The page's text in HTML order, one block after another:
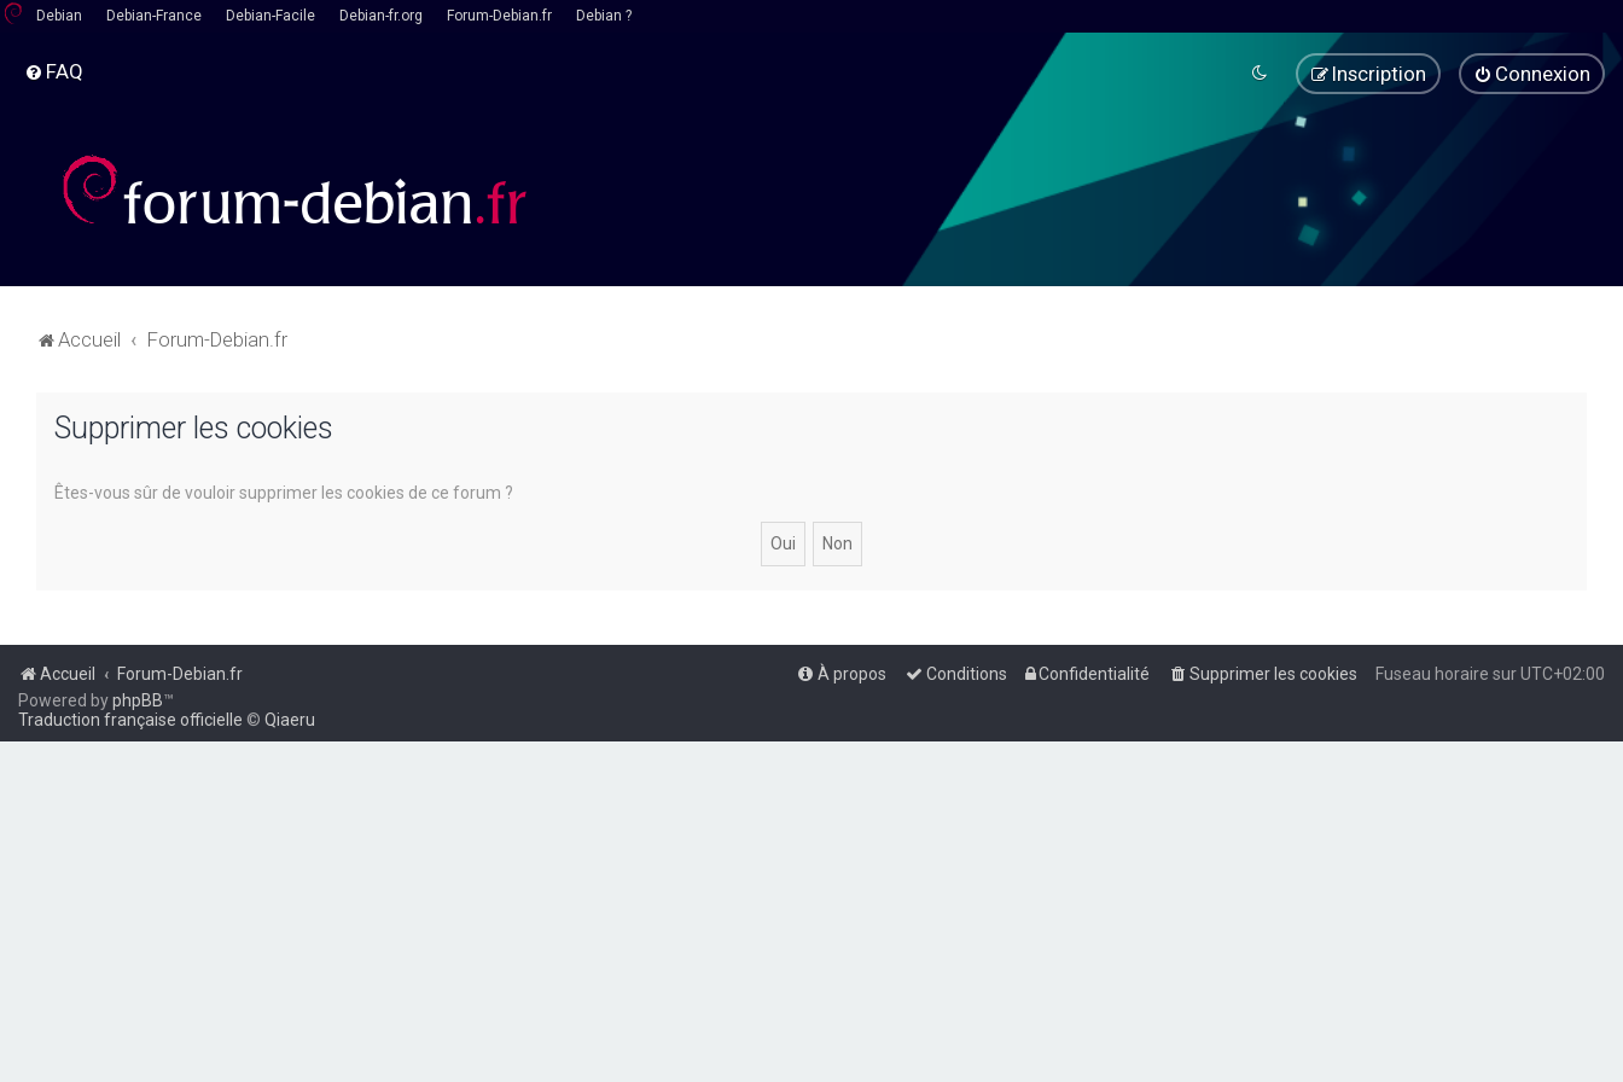
Debian Debian-France Debian-Facile Debian-fr.org Forum-Debian.fr Debian ?
FAQ Connexion
Inscription
Accueil Forum-Debian.fr
Supprimer les cookies
Êtes-vous sûr de vouloir supprimer les cookies de ce forum ?
Accueil Forum-Debian.fr Fuseau horaire surUTC+02:00
Supprimer les cookies
Confidentialité
Conditions
À propos
Powered byphpBB™
Traduction française officielle © Qiaeru